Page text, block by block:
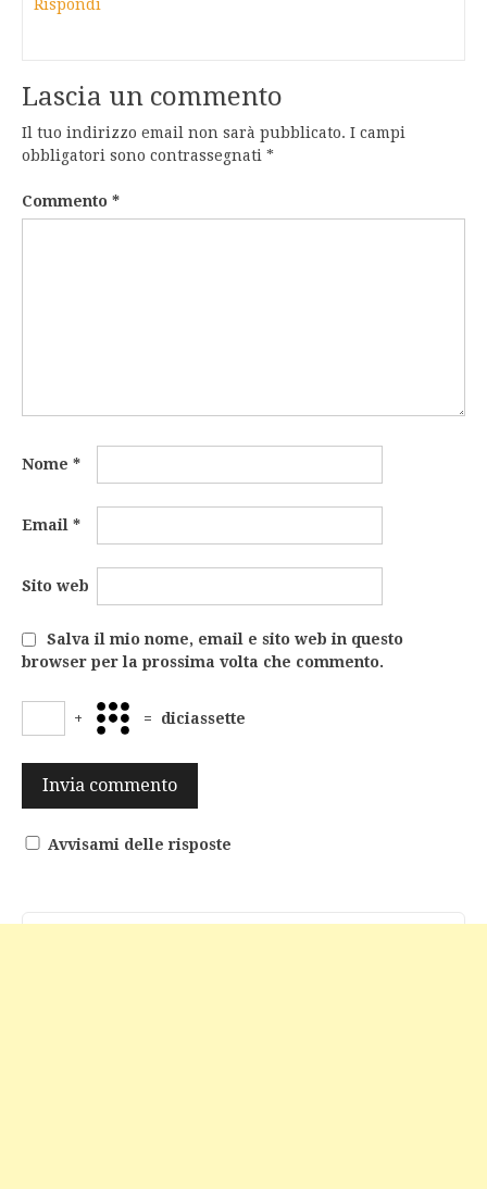
Rispondi
Lascia un commento
Il tuo indirizzo email non sarà pubblicato. I campi
obbligatori sono contrassegnati *
Commento *
Nome *
Email *
Sito web
Salva il mio nome, email e sito web in questo
browser per la prossima volta che commento.
+ = diciassette
Avvisami delle risposte